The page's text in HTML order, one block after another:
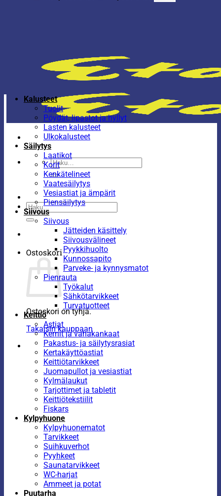
Etsi:
Etsi:
Ostoskori
Ostoskori on tyhjä.
Takaisin kauppaan
Kalusteet
Tuolit
Pöydät, lipastot ja hyllyt
Lasten kalusteet
Ulkokalusteet
Säilytys
Laatikot
Korit
Kenkätelineet
Vaatesäilytys
Vesiastiat ja ämpärit
Piensäilytys
Siivous
Siivous
Jätteiden käsittely
Siivousvälineet
Pyykkihuolto
Kunnossapito
Parveke- ja kynnysmatot
Pienrauta
Työkalut
Sähkötarvikkeet
Turvatuotteet
Keittiö
Astiat
Kernit ja vahakankaat
Pakastus- ja säilytysrasiat
Kertakäyttöastiat
Keittiötarvikkeet
Juomapullot ja vesiastiat
Kylmälaukut
Tarjottimet ja tabletit
Keittiötekstiilit
Fiskars
Kylpyhuone
Kylpyhuonematot
Tarvikkeet
Suihkuverhot
Pyyhkeet
Saunatarvikkeet
WC-harjat
Ammeet ja potat
Puutarha